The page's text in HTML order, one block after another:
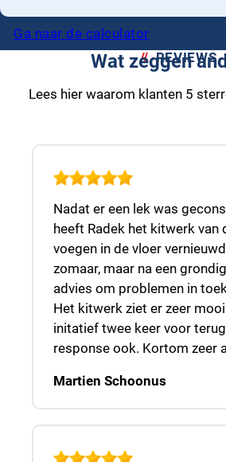
Ga naar de calculator
REVIEWS
Wat zeggen
Lees hier waarom klanten 5
Nadat er een lek was
heeft Radek het kitwerk van
voegen in de vloer
zomaar, maar na een
advies om problemen in
Het kitwerk ziet er zeer
initatief twee keer voor
response ook. Kortom zeer
Martien Schoonus